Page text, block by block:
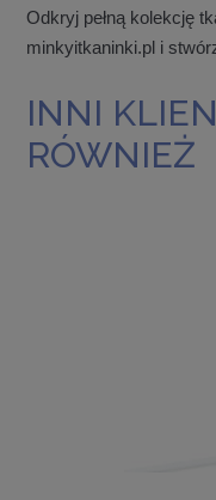
Odkryj pełną kolekcję
minkyitkaninki.pl i
INNI
RÓWNIEŻ